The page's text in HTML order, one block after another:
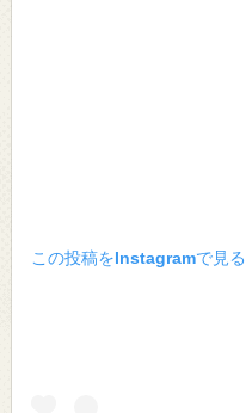
この投稿をInstagramで見る